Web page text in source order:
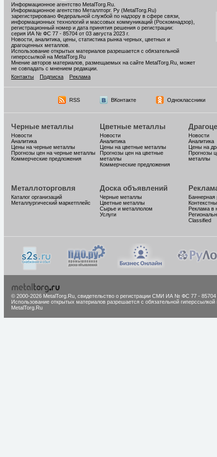
Информационное агентство MetalTorg.Ru
Информационное агентство Металлторг. Ру (MetalTorg.Ru)
зарегистрировано Федеральной службой по надзору в сфере связи,
информационных технологий и массовых коммуникаций (Роскомнадзор),
регистрационный номер и дата принятия решения о регистрации:
серия ИА № ФС 77 - 85704 от 03 августа 2023 г.
Новости, аналитика, цены, статистика рынка черных, цветных и
драгоценных металлов.
Использование открытых материалов разрешается с обязательной
гиперссылкой на MetalTorg.Ru
Мнение авторов материалов, размещаемых на сайте MetalTorg.Ru, может
не совпадать с мнением редакции.
Контакты
Подписка Реклама
RSS ВКонтакте Одноклассники
Черные металлы
Новости
Аналитика
Цены на черные металлы
Прогнозы цен на черные металлы
Коммерческие предложения
Цветные металлы
Новости
Аналитика
Цены на цветные металлы
Прогнозы цен на цветные
металлы
Коммерческие предложения
Новости
Аналитика
Цены на
Прогнозы
металлы
Металлоторговля
Каталог организаций
Металлургический маркетплейс
Доска объявлений
Черные металлы
Цветные металлы
Сырье и металлолом
Услуги
Баннерная
Реклама в
Classified
© 2000-2026 MetalTorg.Ru, cвидетельство о регистрации СМИ ИА № ФС 77 - 85704
Использование открытых материалов разрешается с обязательной гиперссылкой
MetalTorg.Ru